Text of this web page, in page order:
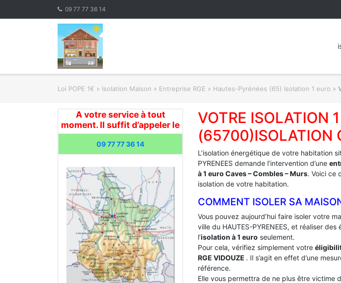
09 77 77 36 14
Loi POPE 1€ » Isolation Maison » Entreprise RGE » Hautes-Pyrénées (65) Isolation 1 euro »
A votre service à tout
moment. Il suffit d’appeler le
09 77 77 36 14
VOTRE ISOLATION
(65700)ISOLATION
L’isolation énergétique de votre habitation
PYRENEES demande l’intervention d’une
à 1 euro Caves – Combles – Murs. Voici ce
isolation de votre habitation.
COMMENT ISOLER SA
Vous pouvez aujourd’hui faire isoler votre
ville du HAUTES-PYRENEES, et réaliser
l’isolation à 1 euro seulement.
Pour cela, vérifiez simplement votre
RGE VIDOUZE . Il s’agit en effet d’une
référence.
Elle vous permettra de ne plus être victime